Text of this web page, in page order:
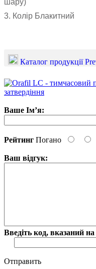
3. Колір Блакитний
Каталог продукції
Ваше Ім’я:
Рейтинг Погано
Ваш відгук:
Введіть код, вказаний
Отправить